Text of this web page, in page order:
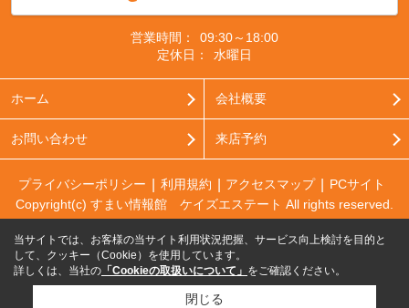
営業時間：
09:30～18:00
定休日：
水曜日
ホーム 会社概要
お問い合わせ 来店予約
プライバシーポリシー 利用規約 アクセスマップ
PCサイト
Copyright(c) すまい情報館 ケイズエステート All rights reserved.
当サイトでは、お客様の当サイト利用状況把握、サービス向上検討を目的と
して、クッキー（Cookie）を使用しています。
詳しくは、当社の 「Cookieの取扱いについて」 をご確認ください。
閉じる